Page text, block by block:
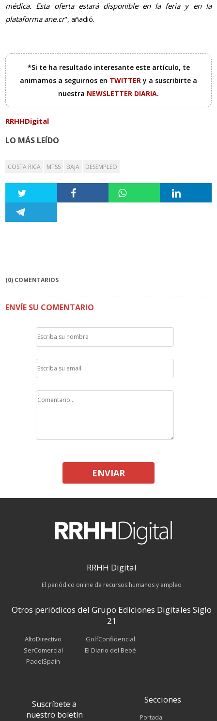
médica. Esta oferta estará disponible en la feria y en la
plataforma ane.cr", añadió.
*Si te ha resultado interesante este artículo, te
animamos a seguirnos en TWITTERy a suscribirte a
nuestra NEWSLETTER DIARIA.
RRHHDigital
LO MÁS LEÍDO
COSTA RICA MTSS BAJA DESEMPLEO
(0) COMENTARIOS
ENVÍE SU COMENTARIO
ENVIAR
RRHH Digital
El periódico online de recursos humanos y empleo
Otros periódicos del Grupo Ediciones Digitales Siglo
21
AltoDirectivo
SerComercial
PadelSpain
GolfConfidencial
El Diario del Bebé
Suscríbete a
nuestro boletín
Secciones
Portada